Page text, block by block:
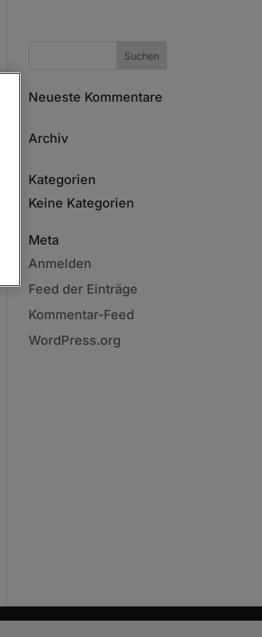
Neueste Kommentare
Archiv
Kategorien
Keine Kategorien
Meta
Anmelden
Feed der Einträge
Kommentar-Feed
WordPress.org